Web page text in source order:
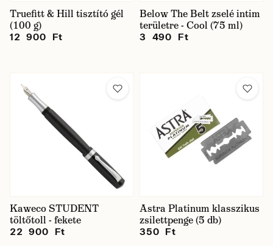
Truefitt & Hill tisztító gél
(100 g)
12 900 Ft
Below The Belt zselé intim
területre - Cool (75 ml)
3 490 Ft
Kaweco STUDENT
töltőtoll - fekete
22 900 Ft
Astra Platinum klasszikus
zsilettpenge (5 db)
350 Ft